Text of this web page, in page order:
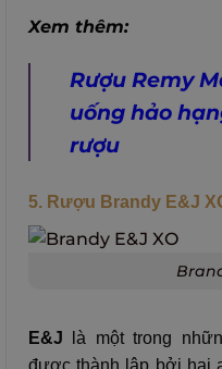
Xem thêm:
Rượu Remy
uống hảo
rượu
5. Rượu Brandy E&J
E&J là một trong